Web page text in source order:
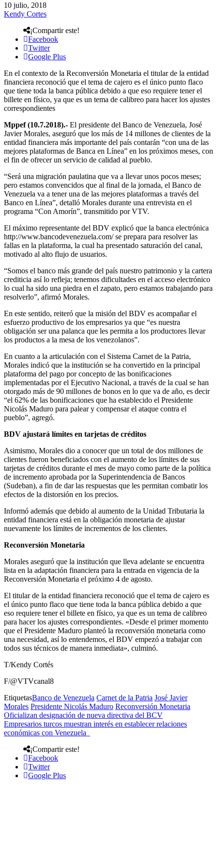
10 julio, 2018
Kendy Cortes
¡Compartir este!
Facebook
Twitter
Google Plus
En el contexto de la Reconversión Monetaria el titular de la entidad
financiera reconoció que el tema de cajero es el único punto flaco
que tiene toda la banca pública debido a que eso requiere tener el
billete en físico, ya que es un tema de calibreo para hacer los ajustes
correspondientes
Mppef (10.7.2018).- El presidente del Banco de Venezuela, José
Javier Morales, aseguró que los más de 14 millones de clientes de la
entidad financiera más importante del país contarán “con una de las
mejores plataformas de Banca en Línea” en los próximos meses, con
el fin de ofrecer un servicio de calidad al pueblo.
“Será una migración paulatina que va a llevar unos pocos meses;
pero estamos convencidos que al final de la jornada, el Banco de
Venezuela va a tener una de las mejores plataformas a través del
Banco en Línea”, detalló Morales durante una entrevista en el
programa “Con Amorín”, transmitido por VTV.
El máximo representante del BDV explicó que la banca electrónica
http://www.bancodevenezuela.com/ se prepara para resolver las
fallas en la plataforma, la cual ha presentado saturación del canal,
motivado al alto flujo de usuarios.
“Somos el banco más grande del país nuestro patrimonio y la cartera
crediticia así lo refleja; tenemos dificultades en el acceso electrónico
lo cual ha sido una piedra en el zapato, pero estamos trabajando para
resolverlo”, afirmó Morales.
En este sentido, reiteró que la misión del BDV es acompañar el
esfuerzo productivo de los empresarios ya que “es nuestra
obligación ser una palanca que les permita a los productores llevar
los productos a la mesa de los venezolanos”.
En cuanto a la articulación con el Sistema Carnet de la Patria,
Morales indicó que la institución se ha convertido en la principal
plataforma del pago por concepto de las bonificaciones
implementadas por el Ejecutivo Nacional, a través de la cual se han
otorgado más de 90 millones de bonos en lo que va de año, es decir
“el 62% de las bonificaciones que ha establecido el Presidente
Nicolás Maduro para palear y compensar el ataque contra el
pueblo”, agregó.
BDV ajustará límites en tarjetas de créditos
Asimismo, Morales dio a conocer que un total de dos millones de
clientes fueron beneficiados con el aumento de los límites de sus
tarjetas de créditos durante el mes de mayo como parte de la política
de incremento aprobada por la Superintendencia de Bancos
(Sudeban), a fin de dar las respuestas que les permitan combatir los
efectos de la distorsión en los precios.
Informó además que debido al aumento de la Unidad Tributaria la
entidad financiera está en la obligación monetaria de ajustar
nuevamente los límites de incrementos de los clientes.
Reconversión Monetaria
Morales aseguró que la institución que lleva adelante se encuentra
lista en la adaptación financiera para la entrada en vigencia de la
Reconversión Monetaria el próximo 4 de agosto.
El titular de la entidad financiera reconoció que el tema de cajero es
el único punto flaco que tiene toda la banca pública debido a que
eso requiere tener el billete en físico, ya que es un tema de calibreo
para hacer los ajustes correspondientes. «Desde el primer momento
que el Presidente Maduro planteó la reconversión monetaria como
una necesidad, así lo entendemos, el BDV empezó a trabajar con
todos sus técnicos de manera inmediata», culminó.
T/Kendy Cortés
F/@VTVcanal8
EtiquetasBanco de Venezuela Carnet de la Patria José Javier
Morales Presidente Nicolás Maduro Reconversión Monetaria
Oficializan designación de nueva directiva del BCV
Empresarios turcos muestran interés en establecer relaciones
económicas con Venezuela
¡Compartir este!
Facebook
Twitter
Google Plus